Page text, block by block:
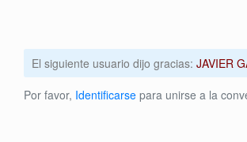
El siguiente usuario dijo gracias: JAVIER
Por favor, Identificarse para unirse a la